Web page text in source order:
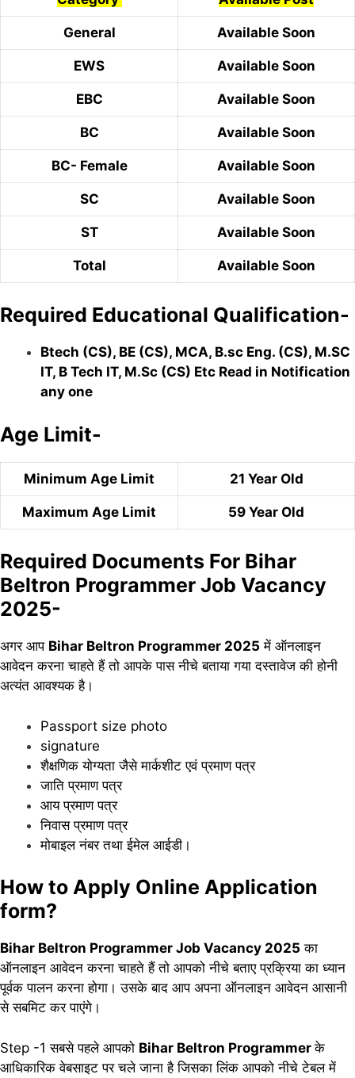
General Available Soon
EWS Available Soon
EBC Available Soon
BC Available Soon
BC- Female Available Soon
SC Available Soon
ST Available Soon
Total Available Soon
Required Educational Qualification-
Btech (CS), BE (CS), MCA, B.sc Eng. (CS), M.SC
IT, B Tech IT, M.Sc (CS) Etc Read in Notification
any one
Age Limit-
Minimum Age Limit 21 Year Old
Maximum Age Limit 59 Year Old
Required Documents For Bihar
Beltron Programmer Job Vacancy
2025-
अगर आप Bihar Beltron Programmer 2025 में ऑनलाइन
आवेदन करना चाहते हैं तो आपके पास नीचे बताया गया दस्तावेज की होनी
अत्यंत आवश्यक है।
Passport size photo
signature
शैक्षणिक योग्यता जैसे मार्कशीट एवं प्रमाण पत्र
जाति प्रमाण पत्र
आय प्रमाण पत्र
निवास प्रमाण पत्र
मोबाइल नंबर तथा ईमेल आईडी।
How to Apply Online Application
form?
Bihar Beltron Programmer Job Vacancy 2025 का
ऑनलाइन आवेदन करना चाहते हैं तो आपको नीचे बताए प्रक्रिया का ध्यान
पूर्वक पालन करना होगा। उसके बाद आप अपना ऑनलाइन आवेदन आसानी
से सबमिट कर पाएंगे।
Step -1 सबसे पहले आपको Bihar Beltron Programmerके
आधिकारिक वेबसाइट पर चले जाना है जिसका लिंक आपको नीचे टेबल में